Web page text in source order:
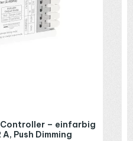
Controller – einfarbig
A, Push Dimming